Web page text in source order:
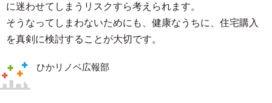
に迷わせてしまうリスクすら考えられます。
そうなってしまわないためにも、健康なうちに、住宅購入
を真剣に検討することが大切です。
ひかリノベ広報部